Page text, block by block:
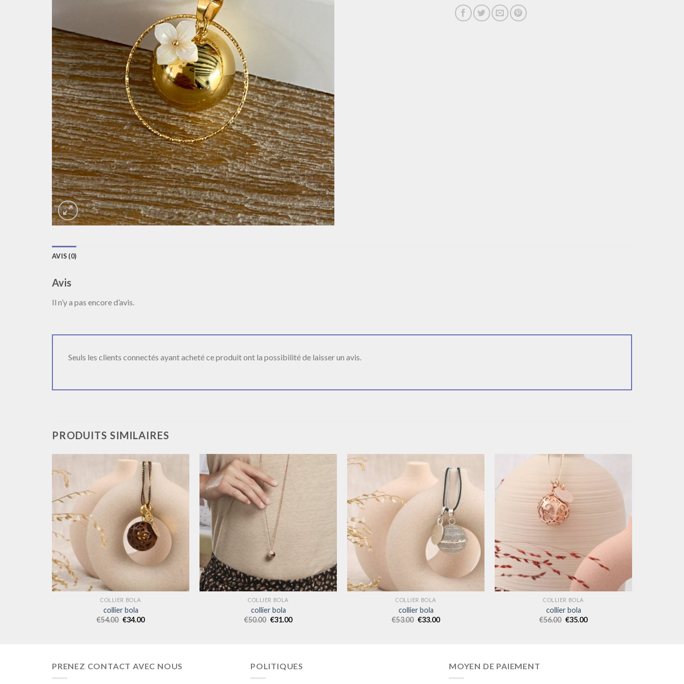
AVIS (0)
Avis
Il n’y a pas encore d’avis.
Seuls les clients connectés ayant acheté ce produit ont la possibilité de laisser un avis.
PRODUITS SIMILAIRES
COLLIER BOLA
collier bola
€54.00 €34.00
COLLIER BOLA
collier bola
€50.00 €31.00
COLLIER BOLA
collier bola
€53.00 €33.00
COLLIER BOLA
collier bola
€56.00 €35.00
PRENEZ CONTACT AVEC NOUS POLITIQUES MOYEN DE PAIEMENT